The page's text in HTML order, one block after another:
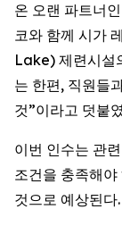
온 오랜 파트너
코와 함께 시가
Lake) 제련시설
는 한편, 직원들
것”이라고 덧붙
이번 인수는 관
조건을 충족해
것으로 예상된다.